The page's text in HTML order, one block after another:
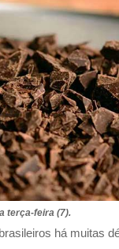
terça-feira (7).
há muitas